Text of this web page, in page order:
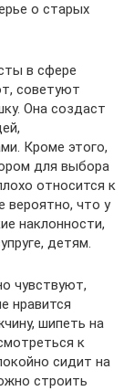
о старых
в сфере
советуют
Она создаст
Кроме этого,
для выбора
относится к
вероятно, что у
наклонности,
детям.
чувствуют,
нравится
шипеть на
к
сидит на
строить